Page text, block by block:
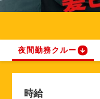
夜間勤務クルー
時給